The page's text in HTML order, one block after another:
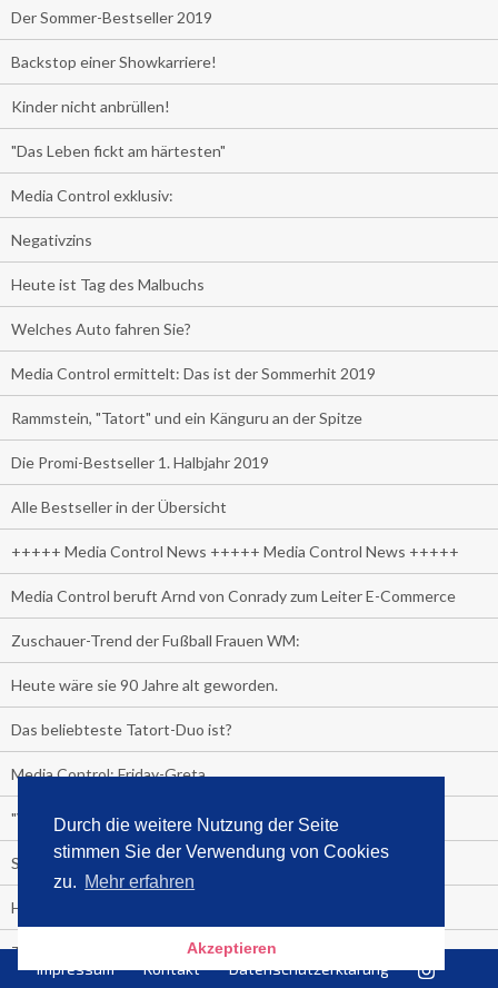
Durch die weitere Nutzung der Seite
stimmen Sie der Verwendung von Cookies
zu. Mehr erfahren
Akzeptieren
Der Sommer-Bestseller 2019
Backstop einer Showkarriere!
Kinder nicht anbrüllen!
"Das Leben fickt am härtesten"
Media Control exklusiv:
Negativzins
Heute ist Tag des Malbuchs
Welches Auto fahren Sie?
Media Control ermittelt: Das ist der Sommerhit 2019
Rammstein, "Tatort" und ein Känguru an der Spitze
Die Promi-Bestseller 1. Halbjahr 2019
Alle Bestseller in der Übersicht
+++++ Media Control News +++++ Media Control News +++++
Media Control beruft Arnd von Conrady zum Leiter E-Commerce
Zuschauer-Trend der Fußball Frauen WM:
Heute wäre sie 90 Jahre alt geworden.
Das beliebteste Tatort-Duo ist?
Media Control: Friday-Greta
"Viva la Vagina!" oder "Kamasutra Workout":
Senna Gammour erhält Spitzenfeder für meistverkauftes Buch
Heute ist Welttag des Buches!
TV-Marktanteile auf einen Blick
Impressum Kontakt Datenschutzerklärung